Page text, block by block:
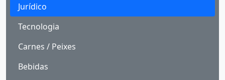
Jurídico
Tecnologia
Carnes / Peixes
Bebidas